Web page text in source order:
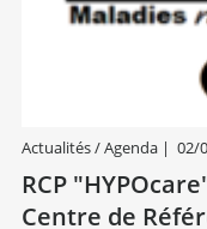
Actualités / Agenda| 02/
RCP
Centre de